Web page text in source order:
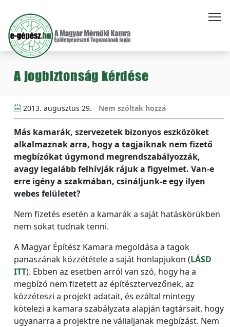
A jogbiztonság kérdése
2013. augusztus 29. Nem szóltak hozzá
Más kamarák, szervezetek bizonyos eszközöket
alkalmaznak arra, hogy a tagjaiknak nem fizető
megbízókat úgymond megrendszabályozzák,
avagy legalább felhívják rájuk a figyelmet. Van-e
erre igény a szakmában, csináljunk-e egy ilyen
webes felületet?
Nem fizetés esetén a kamarák a saját hatáskörükben
nem sokat tudnak tenni.
A Magyar Építész Kamara megoldása a tagok
panaszának közzététele a saját honlapjukon (LÁSD
ITT). Ebben az esetben arról van szó, hogy ha a
megbízó nem fizetett az építésztervezőnek, az
közzéteszi a projekt adatait, és ezáltal mintegy
kötelezi a kamara szabályzata alapján tagtársait, hogy
ugyanarra a projektre ne vállaljanak megbízást. Nem